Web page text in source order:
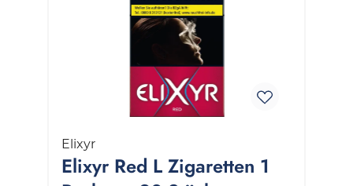
Elixyr
Elixyr Red L Zigaretten 1